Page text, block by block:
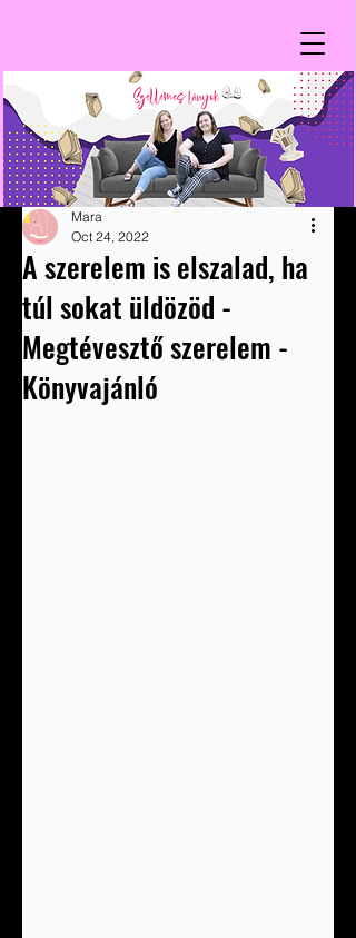
A szerelem is elszalad, ha
túl sokat üldözöd -
Megtévesztő szerelem -
Könyvajánló
Mara
Oct 24, 2022